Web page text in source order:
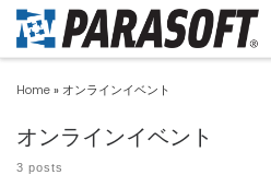
Home » オンラインイベント
オンラインイベント
3 posts